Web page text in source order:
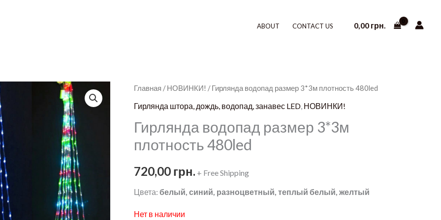
ABOUT CONTACT US 0,00 грн.
Главная /НОВИНКИ! / Гирлянда водопад размер 3*3м плотность 480led
Гирлянда штора, дождь, водопад, занавес LED НОВИНКИ!
Гирлянда водопад размер 3*3м
плотность 480led
720,00 грн. + Free Shipping
Цвета: белый, синий, разноцветный, теплый белый, желтый
Нет в наличии